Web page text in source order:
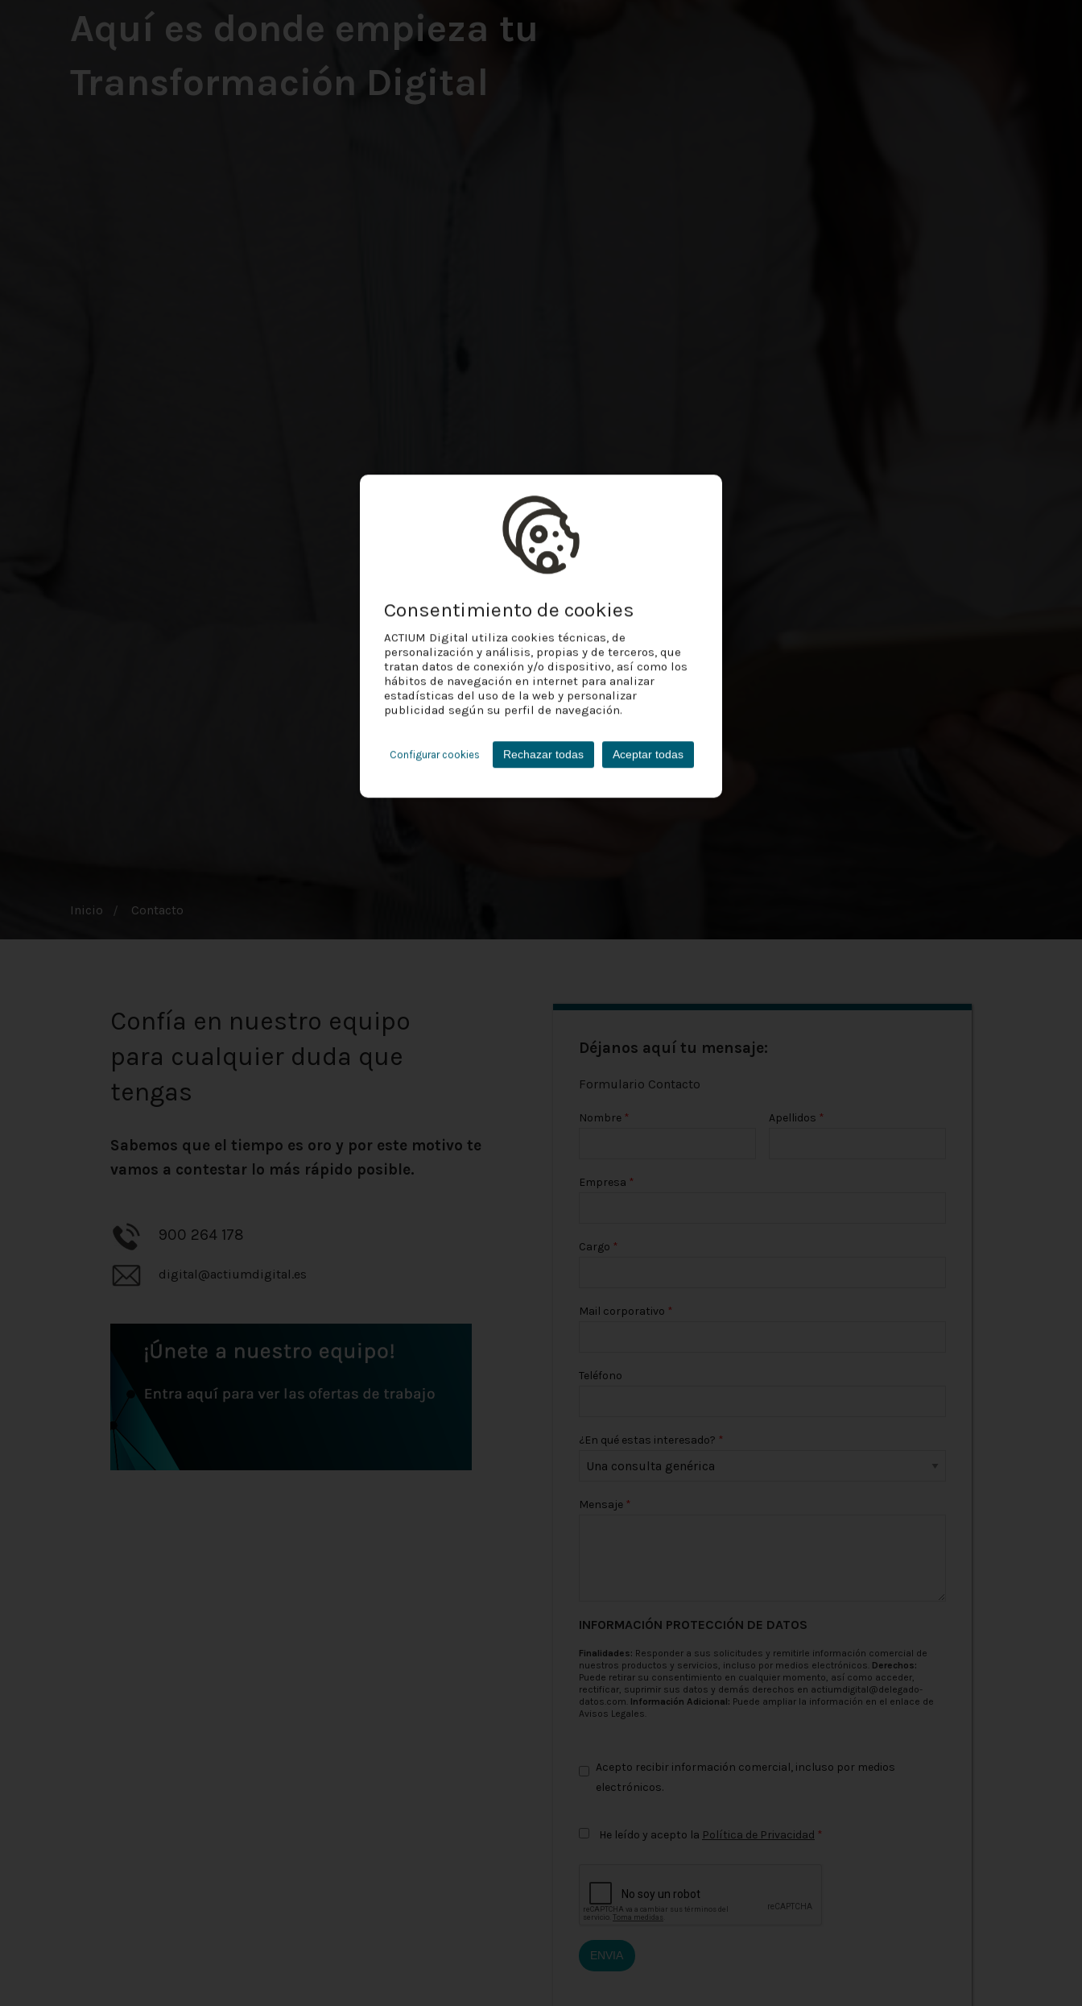
Aquí es donde empieza tu
Transformación Digital
Inicio Contacto
Confía en nuestro equipo
para cualquier duda que
tengas
Sabemos que el tiempo es oro y por este motivo te
vamos a contestar lo más rápido posible.
900 264 178
digital@actiumdigital.es
Déjanos aquí tu mensaje:
Formulario Contacto
Nombre Apellidos
Empresa
Cargo
Mail corporativo
Teléfono
¿En qué estas interesado?
Mensaje
INFORMACIÓN PROTECCIÓN DE DATOS
Finalidades: Responder a sus solicitudes y remitirle información comercial de
nuestros productos y servicios, incluso por medios electrónicos. Derechos:
Puede retirar su consentimiento en cualquier momento, así como acceder,
rectificar, suprimir sus datos y demás derechos en actiumdigital@delegado-
datos.com Información Adicional: Puede ampliar la información en el enlace de
Avisos Legales
Acepto recibir información comercial, incluso por medios
electrónicos.
He leído y acepto la Política de Privacidad
Consentimiento de cookies
ACTIUM Digital utiliza cookies técnicas, de
personalización y análisis, propias y de terceros, que
tratan datos de conexión y/o dispositivo, así como los
hábitos de navegación en internet para analizar
estadísticas del uso de la web y personalizar
publicidad según su perfil de navegación.
Configurar cookies Rechazar todas Aceptar todas